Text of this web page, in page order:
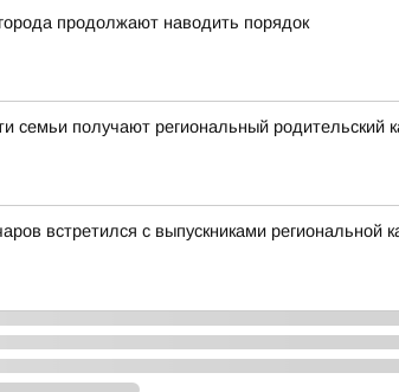
продолжают наводить порядок
семьи получают региональный родительский
встретился с выпускниками